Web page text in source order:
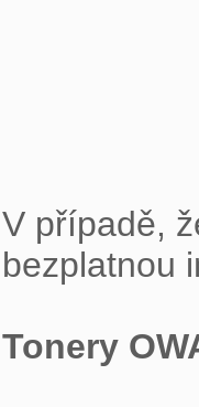
V případě,
bezplatnou
Tonery